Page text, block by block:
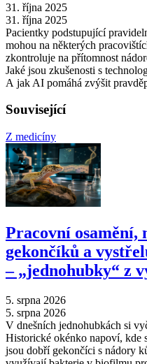
31. října 2025
31. října 2025
Pacientky podstupující
mohou na některých
zkontroluje na přítomnost
Jaké jsou zkušenosti s
A jak AI pomáhá zvýšit
Související
Z medicíny
Pracovní osamění,
gekončíků a
–⁠ „jednohubky“ z
5. srpna 2026
5. srpna 2026
V dnešních jednohubkách si
Historické okénko napoví, kde
jsou dobří gekončíci s nádory